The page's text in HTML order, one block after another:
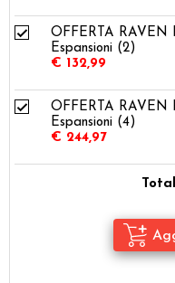
OFFERTA RAVEN
Espansioni (2)
€ 132,99
OFFERTA RAVEN
Espansioni (4)
€ 244,97